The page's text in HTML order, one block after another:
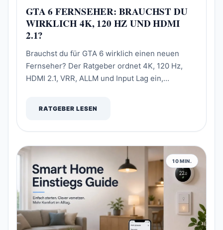
GTA 6 FERNSEHER: BRAUCHST DU
WIRKLICH 4K, 120 HZ UND HDMI
2.1?
Brauchst du für GTA 6 wirklich einen neuen
Fernseher? Der Ratgeber ordnet 4K, 120 Hz,
HDMI 2.1, VRR, ALLM und Input Lag ein,
RATGEBER LESEN
10 MIN.